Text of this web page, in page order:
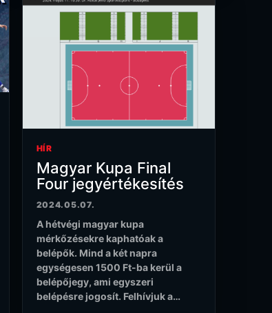
HÍR
Magyar Kupa Final
Four jegyértékesítés
2024.05.07.
A hétvégi magyar kupa
mérkőzésekre kaphatóak a
belépők. Mind a két napra
egységesen 1500 Ft-ba kerül a
belépőjegy, ami egyszeri
belépésre jogosít. Felhívjuk a…